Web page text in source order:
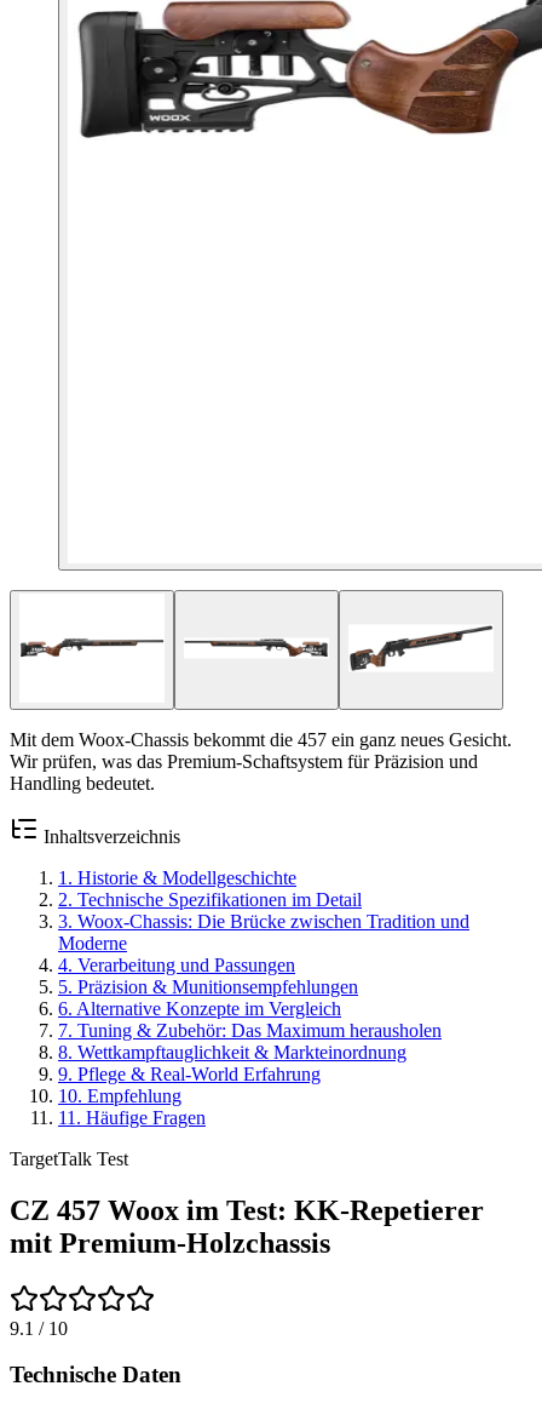
Mit dem Woox-Chassis bekommt die 457 ein ganz neues Gesicht.
Wir prüfen, was das Premium-Schaftsystem für Präzision und
Handling bedeutet.
Inhaltsverzeichnis
1 . Historie & Modellgeschichte
2. Technische Spezifikationen im Detail
3. Woox-Chassis: Die Brücke zwischen Tradition und
Moderne
4. Verarbeitung und Passungen
5. Präzision & Munitionsempfehlungen
6. Alternative Konzepte im Vergleich
7. Tuning & Zubehör: Das Maximum herausholen
8. Wettkampftauglichkeit & Markteinordnung
9. Pflege & Real-World Erfahrung
10. Empfehlung
11 . Häufige Fragen
TargetTalk Test
CZ 457 Woox im Test: KK-Repetierer
mit Premium-Holzchassis
9.1 / 10
Technische Daten